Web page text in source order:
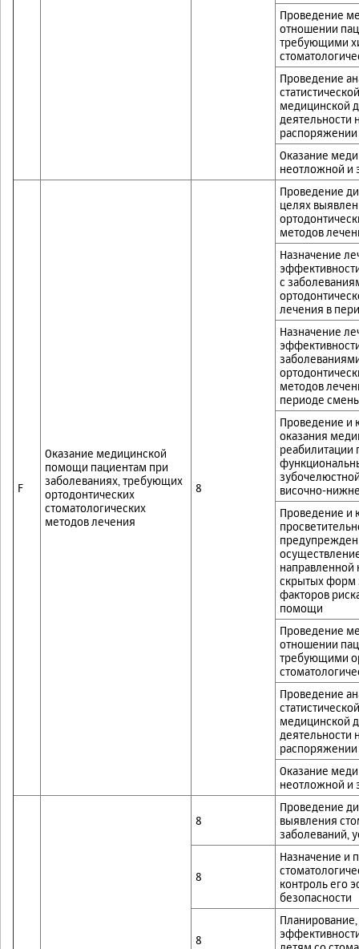
Проведение
отношении
требующими
Проведение
медицинской
деятельности
Оказание
неотложной и
F
Оказание медицинской
помощи пациентам при
заболеваниях, требующих
ортодонтических
стоматологических
методов лечения
8
Проведение
целях
методов
Назначение
с
лечения в
Назначение
методов
периоде
Проведение и
оказания
реабилитации
височно-
Проведение и
направленной
скрытых форм
факторов
помощи
Проведение
отношении
требующими
Проведение
медицинской
деятельности
Оказание
неотложной и
8
Проведение
выявления
заболеваний,
8
Назначение и
контроль его
безопасности
8